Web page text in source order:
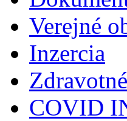
Verejné
Inzercia
COVID